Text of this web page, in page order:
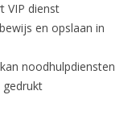
VIP dienst
en opslaan in
noodhulpdiensten
gedrukt